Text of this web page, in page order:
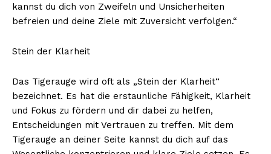
kannst du dich von Zweifeln und Unsicherheiten
befreien und deine Ziele mit Zuversicht verfolgen.“
Stein der Klarheit
Das Tigerauge wird oft als „Stein der Klarheit“
bezeichnet. Es hat die erstaunliche Fähigkeit, Klarheit
und Fokus zu fördern und dir dabei zu helfen,
Entscheidungen mit Vertrauen zu treffen. Mit dem
Tigerauge an deiner Seite kannst du dich auf das